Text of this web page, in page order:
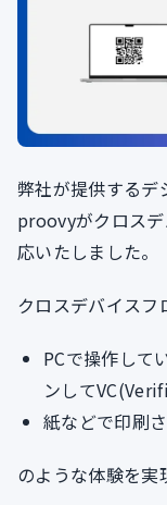
弊社が提供するデ
proovyがクロス
応いたしました。
クロスデバイスフ
PCで操作して
ンして
紙などで印刷
のような体験を実